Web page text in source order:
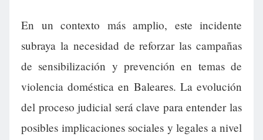
En un contexto más amplio, este incidente
subraya la necesidad de reforzar las campañas
de sensibilización y prevención en temas de
violencia doméstica en Baleares. La evolución
del proceso judicial será clave para entender las
posibles implicaciones sociales y legales a nivel